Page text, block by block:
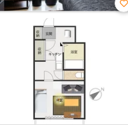
お気